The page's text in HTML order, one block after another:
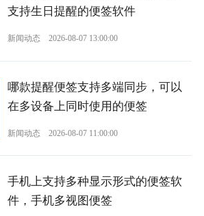
支持生日提醒的便签软件
新闻动态 2026-08-07 13:00:00
哪款提醒便签支持多端同步，可以
在多设备上同时使用的便签
新闻动态 2026-08-07 11:00:00
手机上支持多种显示形式的便签软
件，手机多视图便签